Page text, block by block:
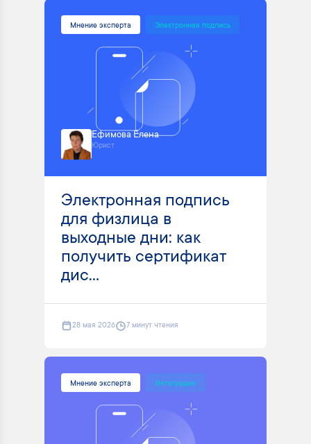
Мнение эксперта Электронная подпись
Ефимова Елена
Юрист
Электронная подпись
для физлица в
выходные дни: как
получить сертификат
дис...
28 мая 2026 7 минут чтения
Мнение эксперта Интеграция